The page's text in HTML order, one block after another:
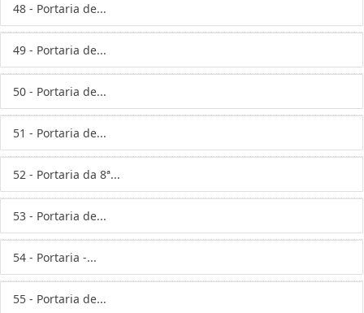
48 - Portaria de...
49 - Portaria de...
50 - Portaria de...
51 - Portaria de...
52 - Portaria da 8ª...
53 - Portaria de...
54 - Portaria -...
55 - Portaria de...